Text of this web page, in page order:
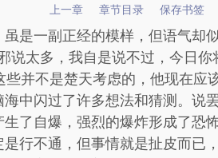
上一章 章节目录 保存书签
是一副正经的模样，但语气却
说太多，我自是说不过，今日
并不是楚天考虑的，他现在
中闪过了许多想法和猜测。说
了自爆，强烈的爆炸形成了恐
行不通，但事情就是扯皮而已